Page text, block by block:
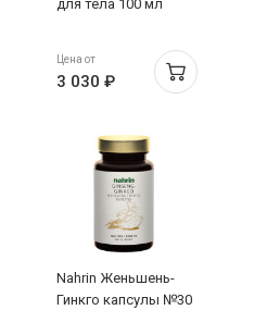
для тела 100 мл
Цена от
3 030 ₽
Nahrin Женьшень-
Гинкго капсулы №30